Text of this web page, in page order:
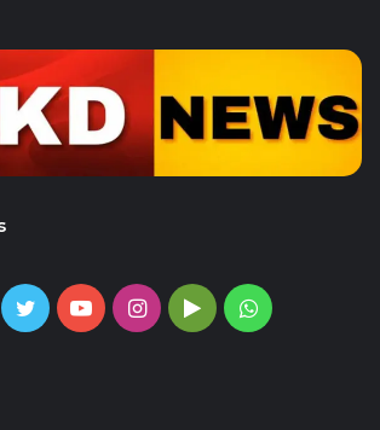
TwitterYouTubeInstagram
GoogleWhatsApp